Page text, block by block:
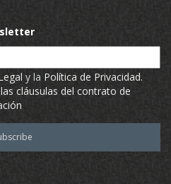
y la Política de Privacidad.
las cláusulas del contrato de